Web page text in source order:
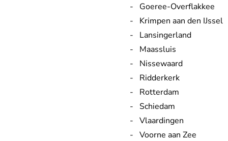
Goeree-Overflakkee
Krimpen aan den IJssel
Lansingerland
Maassluis
Nissewaard
Ridderkerk
Rotterdam
Schiedam
Vlaardingen
Voorne aan Zee